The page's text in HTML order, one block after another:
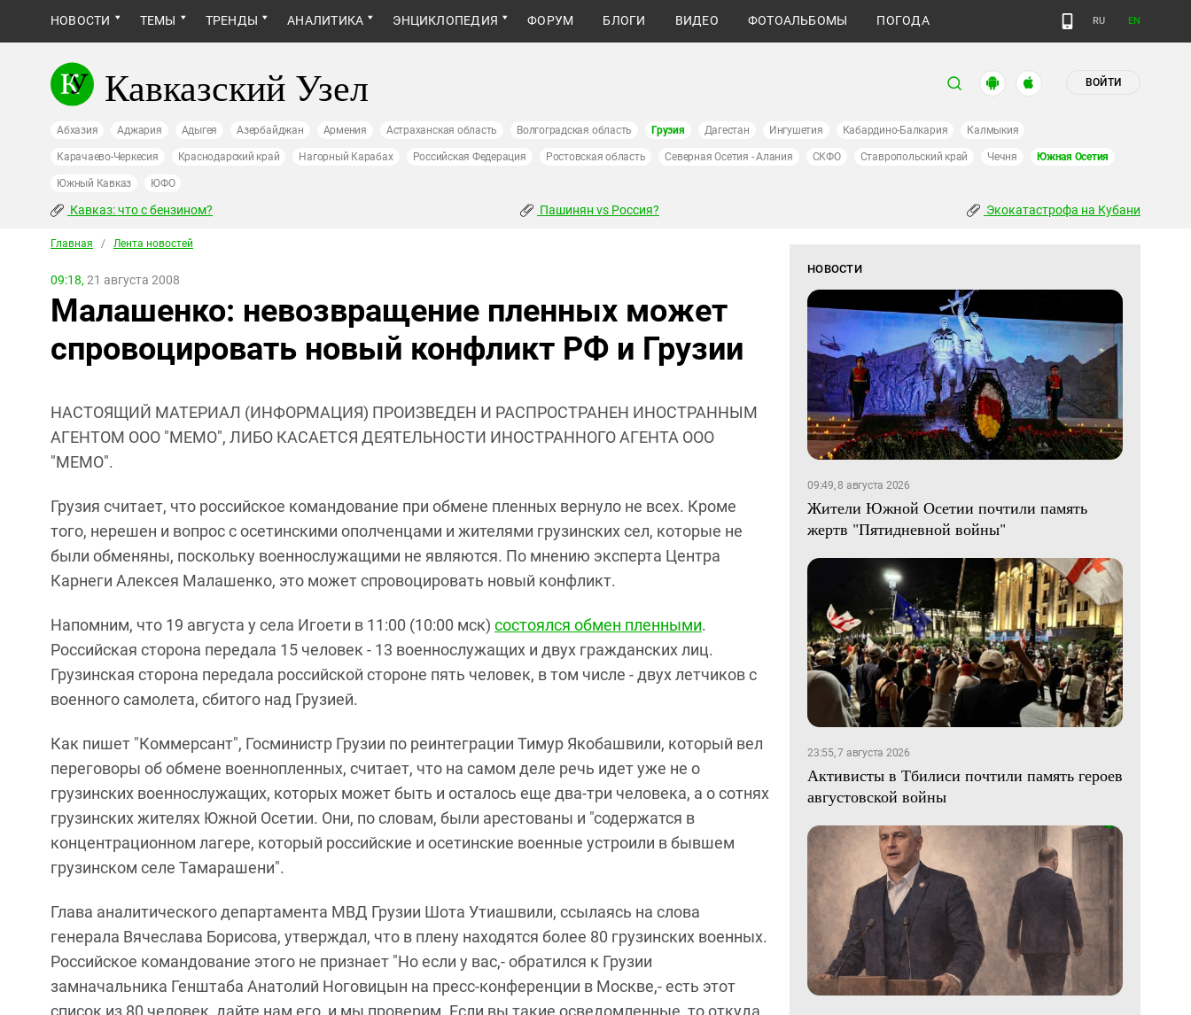
НОВОСТИ ТЕМЫ ТРЕНДЫ АНАЛИТИКА ЭНЦИКЛОПЕДИЯ ФОРУМ БЛОГИ ВИДЕО ФОТОАЛЬБОМЫ ПОГОДА RU EN
Кавказский Узел ВОЙТИ
Абхазия Аджария Адыгея Азербайджан Армения Астраханская область Волгоградская область Грузия Дагестан Ингушетия Кабардино-Балкария Калмыкия
Карачаево-Черкесия Краснодарский край Нагорный Карабах Российская Федерация Ростовская область Северная Осетия - Алания СКФО Ставропольский край Чечня Южная Осетия
Южный Кавказ ЮФО
Кавказ: что с бензином? Пашинян vs Россия? Экокатастрофа на Кубани
Главная / Лента новостей
09:18, 21 августа 2008
Малашенко: невозвращение пленных может
спровоцировать новый конфликт РФ и Грузии
НАСТОЯЩИЙ МАТЕРИАЛ (ИНФОРМАЦИЯ) ПРОИЗВЕДЕН И РАСПРОСТРАНЕН ИНОСТРАННЫМ
АГЕНТОМ ООО "МЕМО", ЛИБО КАСАЕТСЯ ДЕЯТЕЛЬНОСТИ ИНОСТРАННОГО АГЕНТА ООО
"МЕМО".
Грузия считает, что российское командование при обмене пленных вернуло не всех. Кроме
того, нерешен и вопрос с осетинскими ополченцами и жителями грузинских сел, которые не
были обменяны, поскольку военнослужащими не являются. По мнению эксперта Центра
Карнеги Алексея Малашенко, это может спровоцировать новый конфликт.
Напомним, что 19 августа у села Игоети в 11:00 (10:00 мск) состоялся обмен пленными.
Российская сторона передала 15 человек - 13 военнослужащих и двух гражданских лиц.
Грузинская сторона передала российской стороне пять человек, в том числе - двух летчиков с
военного самолета, сбитого над Грузией.
Как пишет "Коммерсант", Госминистр Грузии по реинтеграции Тимур Якобашвили, который вел
переговоры об обмене военнопленных, считает, что на самом деле речь идет уже не о
грузинских военнослужащих, которых может быть и осталось еще два-три человека, а о сотнях
грузинских жителях Южной Осетии. Они, по словам, были арестованы и "содержатся в
концентрационном лагере, который российские и осетинские военные устроили в бывшем
грузинском селе Тамарашени".
Глава аналитического департамента МВД Грузии Шота Утиашвили, ссылаясь на слова
генерала Вячеслава Борисова, утверждал, что в плену находятся более 80 грузинских военных.
Российское командование этого не признает "Но если у вас,- обратился к Грузии
замначальника Генштаба Анатолий Ноговицын на пресс-конференции в Москве,- есть этот
список из 80 человек, дайте нам его, и мы проверим. Если вы такие осведомленные, то откуда
НОВОСТИ
09:49, 8 августа 2026
Жители Южной Осетии почтили память
жертв "Пятидневной войны"
23:55, 7 августа 2026
Активисты в Тбилиси почтили память героев
августовской войны